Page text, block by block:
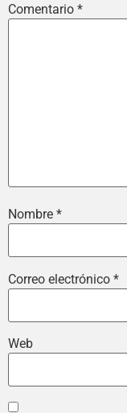
Comentario *
Nombre *
Correo electrónico *
Web